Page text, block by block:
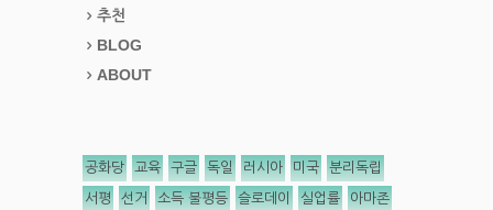
추천
BLOG
ABOUT
공화당 교육 구글 독일 러시아 미국 분리독립
서평 선거 소득 불평등 슬로데이 실업률 아마존